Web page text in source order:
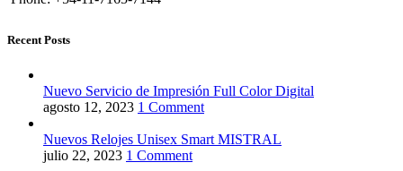
Recent Posts
Nuevo Servicio de Impresión Full Color Digital
agosto 12, 2023 1 Comment
Nuevos Relojes Unisex Smart MISTRAL
julio 22, 2023 1 Comment